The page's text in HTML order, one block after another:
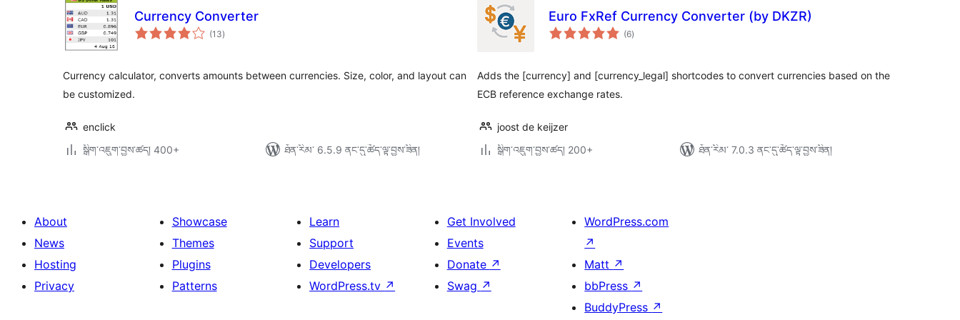
Currency Converter
(13གདེང་
འཇོག་
)
Currency calculator, converts amounts between currencies. Size, color, and layout can
be customized.
enclick
སྒྲིག་འཇུག་བྱས་ཚད། 400+
ཐོན་རིམ་ 6.5.9 ནང་དུ་ཚོད་ལྟ་བྱས་ཟིན།
Euro FxRef Currency Converter (by DKZR)
(6གདེང་
འཇོག་
)
Adds the [currency] and [currency_legal] shortcodes to convert currencies based on the
ECB reference exchange rates.
joost de keijzer
སྒྲིག་འཇུག་བྱས་ཚད། 200+
ཐོན་རིམ་ 7.0.3 ནང་དུ་ཚོད་ལྟ་བྱས་ཟིན།
About
News
Hosting
Privacy
Showcase
Themes
Plugins
Patterns
Learn
Support
Developers
WordPress.tv ↗
Get Involved
Events
Donate ↗
Swag ↗
WordPress.com
↗
Matt ↗
bbPress ↗
BuddyPress ↗